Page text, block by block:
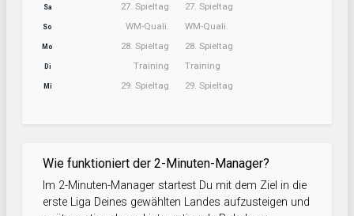
Sa 27. Spieltag
So WM-Quali.
Mo 28. Spieltag
Di Training
Mi 29. Spieltag
27. Spieltag
WM-Quali.
28. Spieltag
Training
29. Spieltag
Wie funktioniert der 2-Minuten-Manager?
Im 2-Minuten-Manager startest Du mit dem Ziel in die
erste Liga Deines gewählten Landes aufzusteigen und